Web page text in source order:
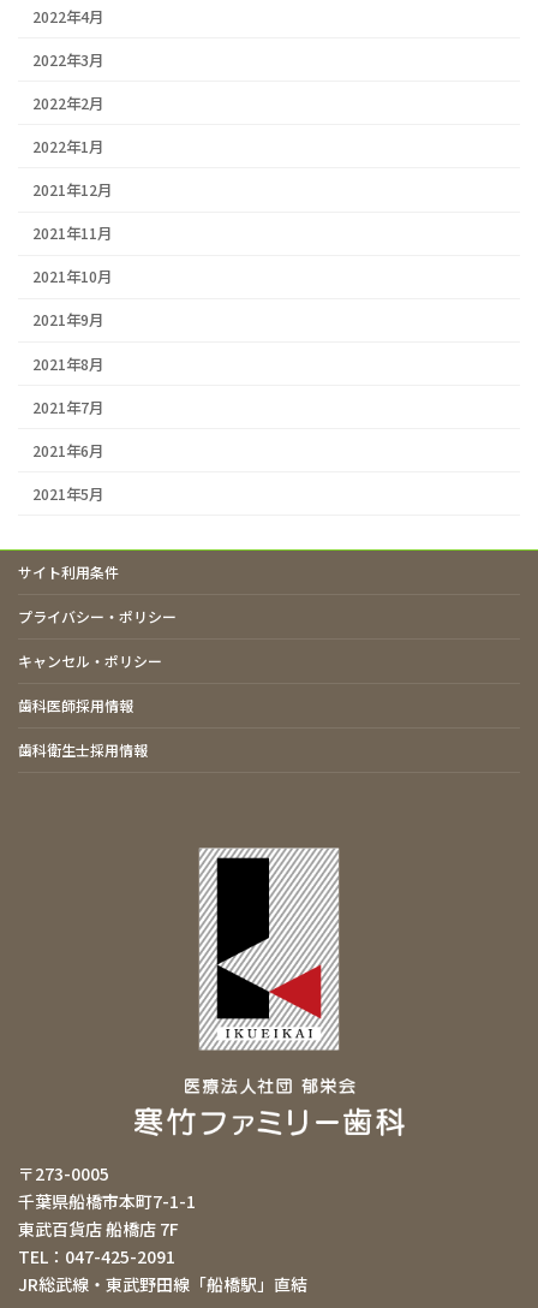
2022年4月
2022年3月
2022年2月
2022年1月
2021年12月
2021年11月
2021年10月
2021年9月
2021年8月
2021年7月
2021年6月
2021年5月
サイト利用条件
プライバシー・ポリシー
キャンセル・ポリシー
歯科医師採用情報
歯科衛生士採用情報
〒273-0005
千葉県船橋市本町7-1-1
東武百貨店 船橋店 7F
TEL：047-425-2091
JR総武線・東武野田線「船橋駅」直結